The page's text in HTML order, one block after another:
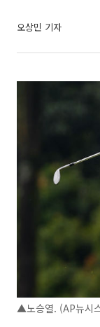
오상민 기자
▲노승열. (AP뉴시